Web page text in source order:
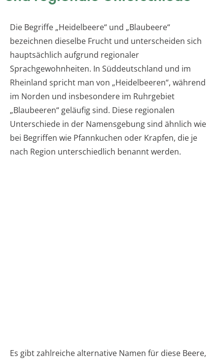
Die Begriffe „Heidelbeere“ und „Blaubeere“
bezeichnen dieselbe Frucht und unterscheiden sich
hauptsächlich aufgrund regionaler
Sprachgewohnheiten. In Süddeutschland und im
Rheinland spricht man von „Heidelbeeren“, während
im Norden und insbesondere im Ruhrgebiet
„Blaubeeren“ geläufig sind. Diese regionalen
Unterschiede in der Namensgebung sind ähnlich wie
bei Begriffen wie Pfannkuchen oder Krapfen, die je
nach Region unterschiedlich benannt werden.
Es gibt zahlreiche alternative Namen für diese Beere,